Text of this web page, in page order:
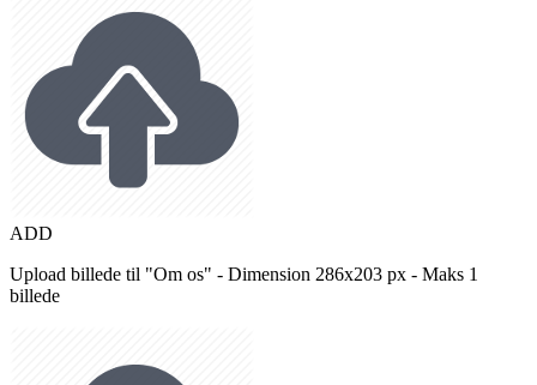
ADD
Upload billede til "Om os" - Dimension 286x203 px - Maks 1
billede